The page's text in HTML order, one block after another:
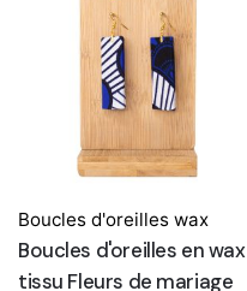
€ 7,80
à
€ 8,90
Boucles d'oreilles wax
Boucles d'oreilles en wax
tissu Fleurs de mariage